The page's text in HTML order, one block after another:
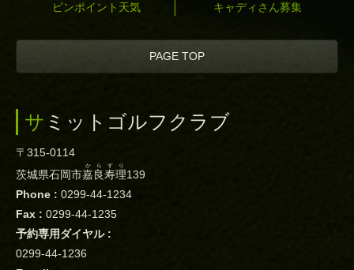
ピンポイント天気 キャディさん募集
PAGE TOP
サミットゴルフクラブ
〒315-0114
茨城県石岡市嘉良寿理
からすり
139
Phone : 0299-44-1234
Fax : 0299-44-1235
予約専用ダイヤル :
0299-44-1236